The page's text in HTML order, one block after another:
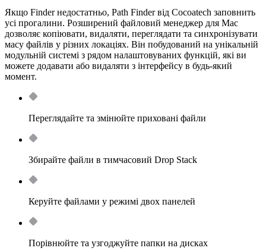
Якщо Finder недостатньо, Path Finder від Cocoatech заповнить
усі прогалини. Розширений файловий менеджер для Mac
дозволяє копіювати, видаляти, переглядати та синхронізувати
масу файлів у різних локаціях. Він побудований на унікальній
модульній системі з рядом налаштовуваних функцій, які ви
можете додавати або видаляти з інтерфейсу в будь-який
момент.
Переглядайте та змінюйте приховані файли
Збирайте файли в тимчасовий Drop Stack
Керуйте файлами у режимі двох панелей
Порівнюйте та узгоджуйте папки на дисках